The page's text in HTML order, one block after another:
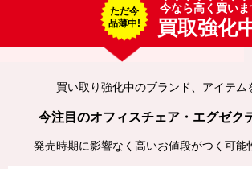
ただ今
品薄中!
今なら高く買いま
買取強化
買い取り強化中のブランド、アイテム
今注目のオフィスチェア・エグゼク
発売時期に影響なく高いお値段がつく可能